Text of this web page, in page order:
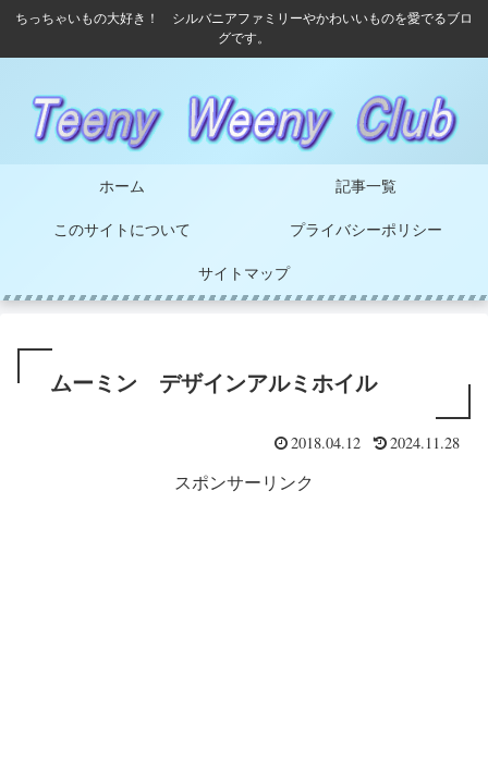
ちっちゃいもの大好き！ シルバニアファミリーやかわいいものを愛でるブロ
グです。
ホーム 記事一覧
このサイトについて プライバシーポリシー
サイトマップ
ムーミン デザインアルミホイル
2018.04.12 2024.11.28
スポンサーリンク